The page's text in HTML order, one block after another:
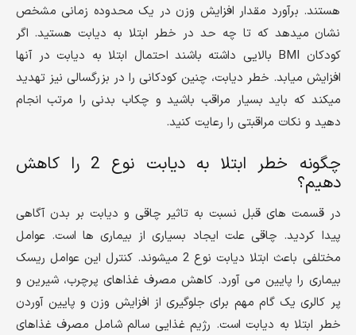
هستند. برآورد مقدار افزایش وزن در یک محدوده زمانی مشخص
نشان میدهد که تا چه حد در خطر ابتلا به دیابت هستید. اگر
کودکان BMI بالایی داشته باشند احتمال ابتلا به دیابت در آنها
افزایش میابد. خطر دیابت، چنین کودکانی را در بزرگسالی نیز تهدید
میکند که باید بسیار مراقب باشید و چکاب بدنی را مرتب انجام
دهید و نکات مراقبتی را رعایت کنید.
چگونه خطر ابتلا به دیابت نوع 2 را کاهش
دهیم؟
در قسمت های قبل نسبت به تاثیر چاقی و دیابت بر بدن آگاهی
پیدا کردید. چاقی علت ایجاد بسیاری از بیماری ها است. عوامل
مختلفی باعث ابتلا دیابت نوع 2 میشوند. کنترل این عوامل ریسک
بیماری را پایین می آورد. کاهش مصرف غذاهای پرچرب، شیرین و
پر کالری یک گام مهم برای جلوگیری از افزایش وزن و پایین آوردن
خطر ابتلا به دیابت است. رژیم غذایی سالم شامل مصرف غذاهای